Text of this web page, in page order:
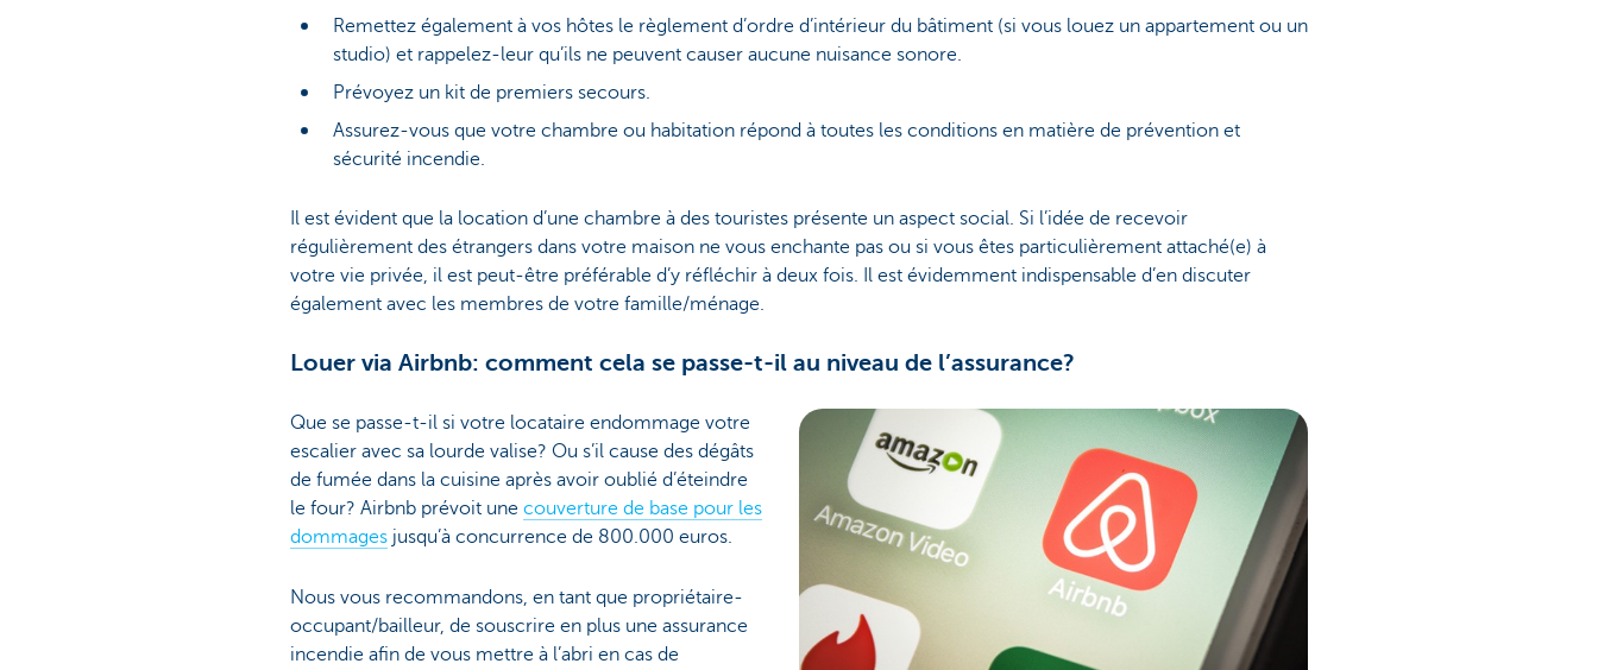
Remettez également à vos hôtes le règlement d’ordre d’intérieur du bâtiment (si vous louez un appartement ou un
studio) et rappelez-leur qu’ils ne peuvent causer aucune nuisance sonore.
Prévoyez un kit de premiers secours.
Assurez-vous que votre chambre ou habitation répond à toutes les conditions en matière de prévention et
sécurité incendie.
Il est évident que la location d’une chambre à des touristes présente un aspect social. Si l’idée de recevoir
régulièrement des étrangers dans votre maison ne vous enchante pas ou si vous êtes particulièrement attaché(e) à
votre vie privée, il est peut-être préférable d’y réfléchir à deux fois. Il est évidemment indispensable d’en discuter
également avec les membres de votre famille/ménage.
Louer via Airbnb: comment cela se passe-t-il au niveau de l’assurance?
Que se passe-t-il si votre locataire endommage votre
escalier avec sa lourde valise? Ou s’il cause des dégâts
de fumée dans la cuisine après avoir oublié d’éteindre
le four? Airbnb prévoit une couverture de base pour les
dommages jusqu’à concurrence de 800.000 euros.
Nous vous recommandons, en tant que propriétaire-
occupant/bailleur, de souscrire en plus une assurance
incendie afin de vous mettre à l’abri en cas de